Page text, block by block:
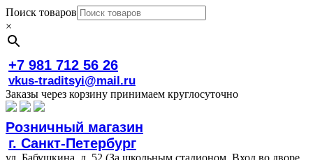
Поиск товаров
×
+7 981 712 56 26
vkus-traditsyi@mail.ru
Заказы через корзину принимаем круглосуточно
Розничный магазин
г. Санкт-Петербург
ул. Бабушкина, д. 52 (За школьным стадионом. Вход во дворе